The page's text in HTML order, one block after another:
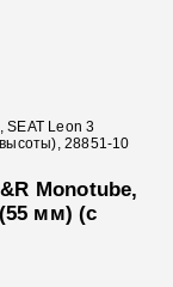
SEAT Leon 3
28851-10
Monotube,
мм) (с